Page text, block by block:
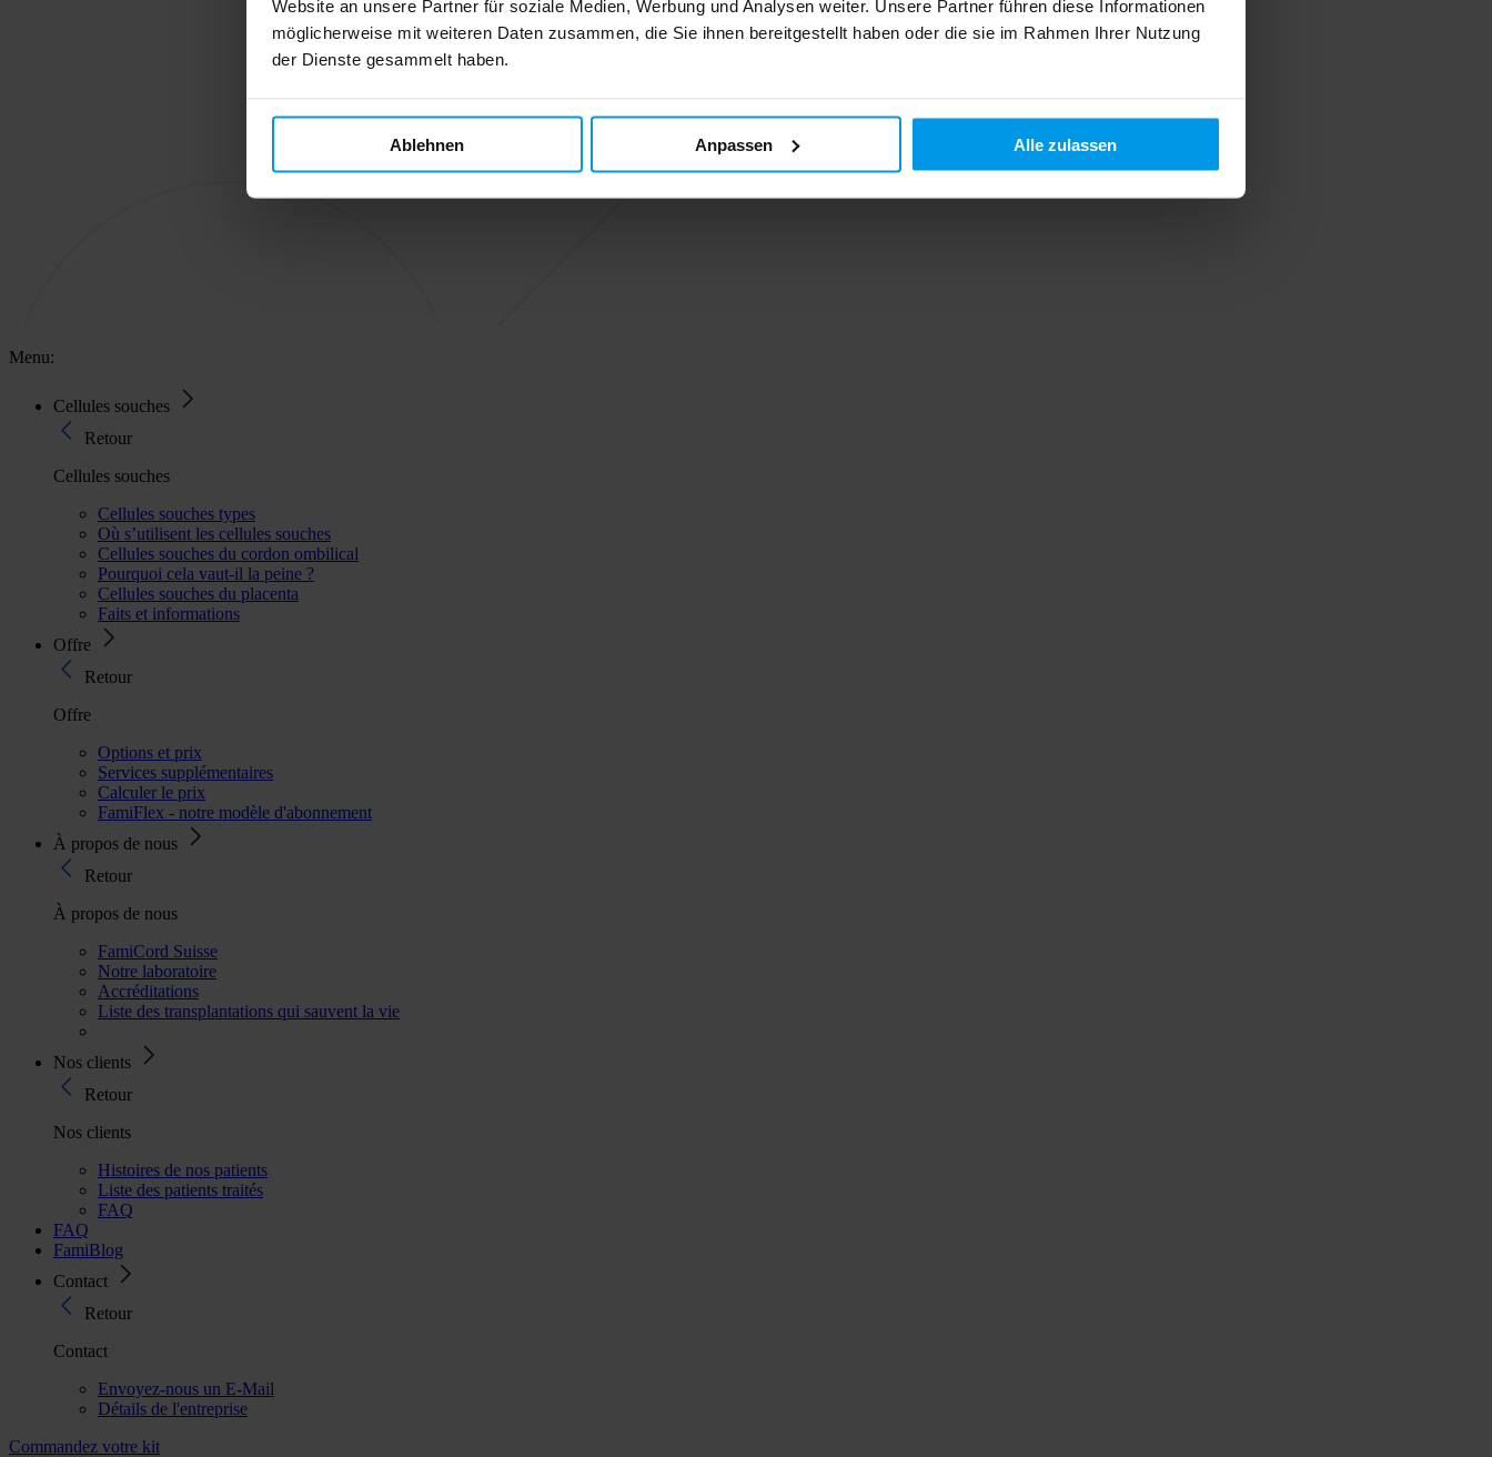
Website an unsere Partner für soziale Medien, Werbung und Analysen weiter. Unsere Partner führen diese Informationen
möglicherweise mit weiteren Daten zusammen, die Sie ihnen bereitgestellt haben oder die sie im Rahmen Ihrer Nutzung
der Dienste gesammelt haben.
Ablehnen Anpassen Alle zulassen
Menu:
Cellules souches
Retour
Cellules souches
Cellules souches types
Où s’utilisent les cellules souches
Cellules souches du cordon ombilical
Pourquoi cela vaut-il la peine ?
Cellules souches du placenta
Faits et informations
Offre
Retour
Offre
Options et prix
Services supplémentaires
Calculer le prix
FamiFlex - notre modèle d'abonnement
À propos de nous
Retour
À propos de nous
FamiCord Suisse
Notre laboratoire
Accréditations
Liste des transplantations qui sauvent la vie
Nos clients
Retour
Nos clients
Histoires de nos patients
Liste des patients traités
FAQ
FAQ
FamiBlog
Contact
Retour
Contact
Envoyez-nous un E-Mail
Détails de l'entreprise
Commandez votre kit